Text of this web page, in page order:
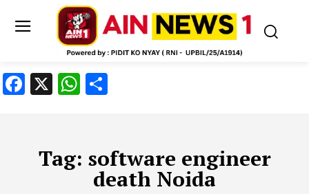
Facebook
X WhatsApp
Tag: software engineer
death Noida